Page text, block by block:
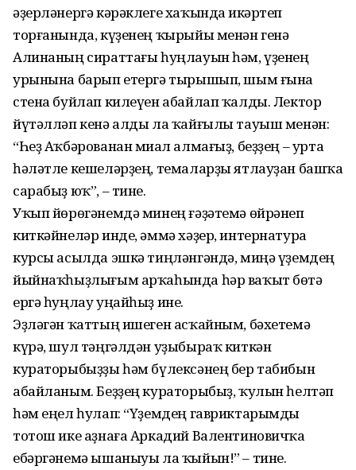
әҙерләнергә кәрәклеге хаҡында иҫкәртеп
торғанында, күҙенең ҡырыйы менән генә
Алинаның сираттағы һуңлауын һәм, үҙенең
урынына барып етергә тырышып, шым ғына
стена буйлап килеүен абайлап ҡалды. Лектор
йүтәлләп кенә алды ла ҡайғылы тауыш менән:
“Һеҙ Аҡбәрованан миҫал алмағыҙ, беҙҙең – урта
һәләтле кешеләрҙең, темаларҙы ятлауҙан башҡа
сарабыҙ юҡ”, – тине.
Уҡып йөрөгәнемдә минең ғәҙәтемә өйрәнеп
киткәйнеләр инде, әммә хәҙер, интернатура
курсы асылда эшкә тиңләнгәндә, миңә үҙемдең
йыйнаҡһыҙлығым арҡаһында һәр ваҡыт бөтә
ергә һуңлау уңайһыҙ ине.
Эҙләгән ҡаттың ишеген асҡайным, бәхетемә
күрә, шул тәңгәлдән уҙыбыраҡ киткән
кураторыбыҙҙы һәм бүлексәнең бер табибын
абайланым. Беҙҙең кураторыбыҙ, ҡулын һелтәп
һәм еңел һулап: “Үҙемдең гавриктарымды
тотош ике аҙнаға Аркадий Валентиновичҡа
ебәргәнемә ышаныуы ла ҡыйын!” – тине.